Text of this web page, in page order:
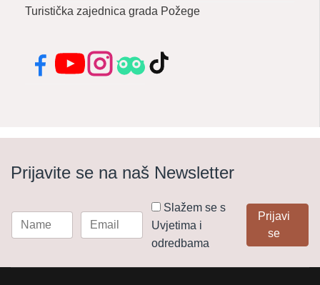
Turistička zajednica grada Požege
FacebookYouTubeInstagramTripadvisor
TikTok
Prijavite se na naš Newsletter
Slažem se s
Uvjetima i
odredbama
Prijavi
se